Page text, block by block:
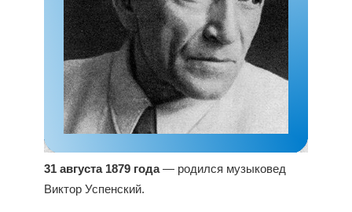
31 августа 1879 года— родился музыковед
Виктор Успенский.